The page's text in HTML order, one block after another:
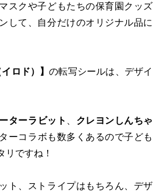
スクや子どもたちの保育園クッズ
して、自分だけのオリジナル品に
ロド）】の転写シールは、デザイ
ターラビット
クレヨンしんちゃ
ーコラボも数多くあるので子ども
リですね！
ト、ストライプはもちろん、デザ